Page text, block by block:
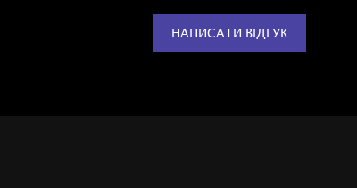
НАПИСАТИ ВІДГУК